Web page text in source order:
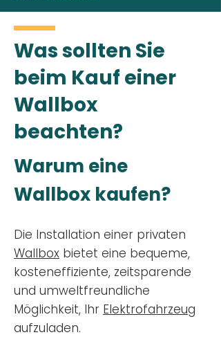
Was sollten Sie
beim Kauf einer
Wallbox
beachten?
Warum eine
Wallbox kaufen?
Die Installation einer privaten
Wallbox bietet eine bequeme,
kosteneffiziente, zeitsparende
und umweltfreundliche
Möglichkeit, Ihr Elektrofahrzeug
aufzuladen.